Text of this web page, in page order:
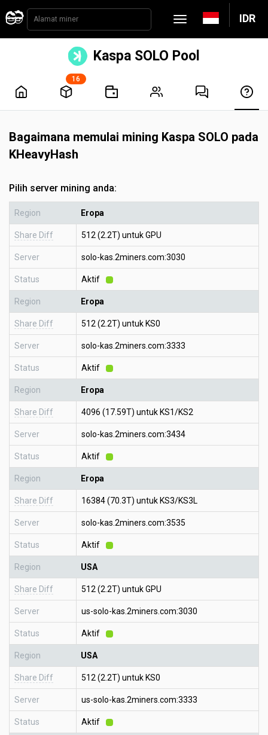
IDR
Kaspa SOLO Pool
16
Bagaimana memulai mining Kaspa SOLO pada
KHeavyHash
Pilih server mining anda:
Region Eropa
Share Diff 512 (2.2T) untuk GPU
Server solo-kas.2miners.com:3030
Status Aktif
Region Eropa
Share Diff 512 (2.2T) untuk KS0
Server solo-kas.2miners.com:3333
Status Aktif
Region Eropa
Share Diff 4096 (17.59T) untuk KS1/KS2
Server solo-kas.2miners.com:3434
Status Aktif
Region Eropa
Share Diff 16384 (70.3T) untuk KS3/KS3L
Server solo-kas.2miners.com:3535
Status Aktif
Region USA
Share Diff 512 (2.2T) untuk GPU
Server us-solo-kas.2miners.com:3030
Status Aktif
Region USA
Share Diff 512 (2.2T) untuk KS0
Server us-solo-kas.2miners.com:3333
Status Aktif